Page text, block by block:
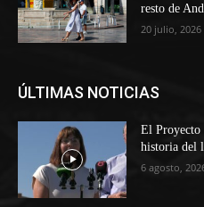
resto de
20 julio, 2026
ÚLTIMAS NOTICIAS
El Proyecto
historia del
6 agosto,